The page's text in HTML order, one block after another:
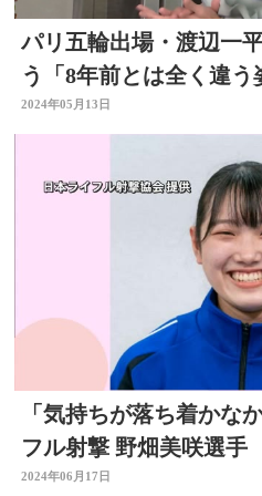
パリ五輪出場・渡辺一
う「8年前とは全く違う
2024年05月13日
「気持ちが落ち着かな
フル射撃 野畑美咲選
大分
2024年06月17日